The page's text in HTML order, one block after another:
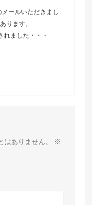
ールいただきまし
ります。
ました・・・
ありません。
※